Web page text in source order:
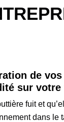
de
sur votre
fuit et
dans le